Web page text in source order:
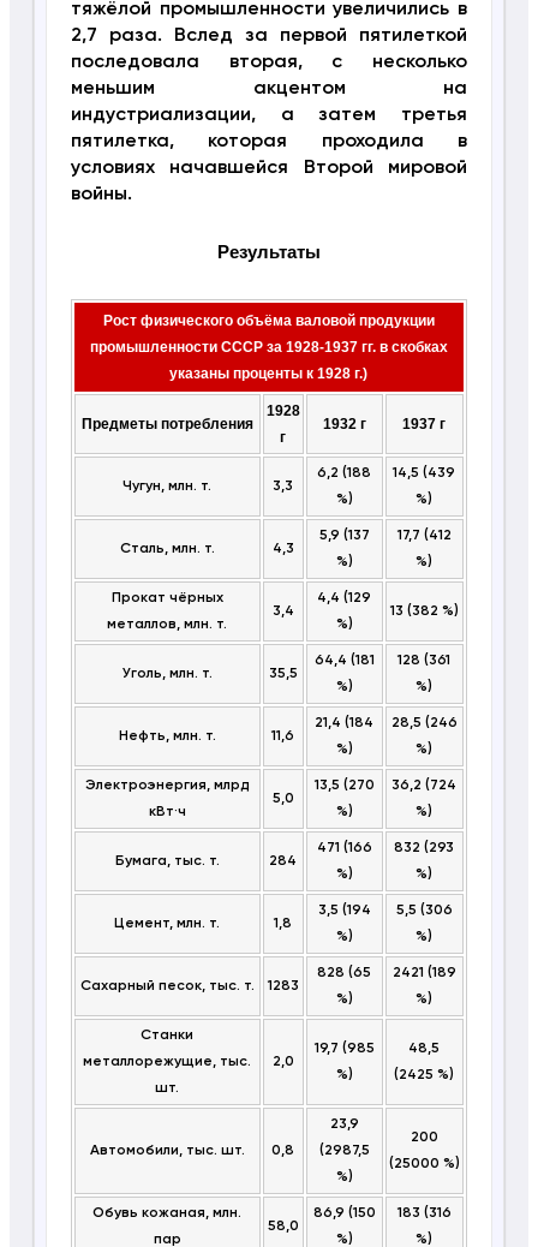
тяжёлой промышленности увеличились в
2,7 раза. Вслед за первой пятилеткой
последовала вторая, с несколько
меньшим акцентом на
индустриализации, а затем третья
пятилетка, которая проходила в
условиях начавшейся Второй мировой
войны.
Результаты
Рост физического объёма валовой продукции
промышленности СССР за 1928-1937 гг.в скобках
указаны проценты к 1928 г.)
Предметы потребления
1928
г
1932 г 1937 г
Чугун, млн. т. 3,3
6,2 (188
%)
14,5 (439
%)
Сталь, млн. т. 4,3
5,9 (137
%)
17,7 (412
%)
Прокат чёрных
металлов, млн. т.
3,4
4,4 (129
%)
13 (382 %)
Уголь, млн. т. 35,5
64,4 (181
%)
128 (361
%)
Нефть, млн. т. 11,6
21,4 (184
%)
28,5 (246
%)
Электроэнергия, млрд
кВт·ч
5,0
13,5 (270
%)
36,2 (724
%)
Бумага, тыс. т. 284
471 (166
%)
832 (293
%)
Цемент, млн. т. 1,8
3,5 (194
%)
5,5 (306
%)
Сахарный песок, тыс. т. 1283
828 (65
%)
2421 (189
%)
Станки
металлорежущие, тыс.
шт.
2,0
19,7 (985
%)
48,5
(2425 %)
Автомобили, тыс. шт. 0,8
23,9
(2987,5
%)
200
(25000 %)
Обувь кожаная, млн.
пар
58,0
86,9 (150
%)
183 (316
%)